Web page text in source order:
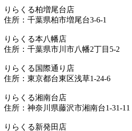
りらくる柏増尾台店
住所：千葉県柏市増尾台3-6-1
りらくる本八幡店
住所：千葉県市川市八幡2丁目5-2
りらくる国際通り店
住所：東京都台東区浅草1-24-6
りらくる湘南台店
住所：神奈川県藤沢市湘南台1-31-11
りらくる新発田店